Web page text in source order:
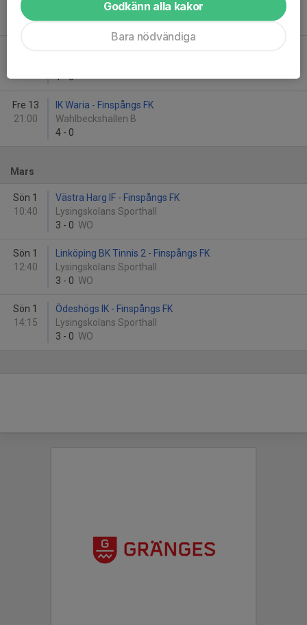
18:00
Wahlbeckshallen B
1-3
1-0
Fre 13
21:00
IK Waria - Finspångs FK
Wahlbeckshallen B
4 - 0
Mars
Sön 1
10:40
Västra Harg IF - Finspångs FK
Lysingskolans Sporthall
3 - 0 WO
Sön 1
12:40
Linköping BK Tinnis 2 - Finspångs FK
Lysingskolans Sporthall
3 - 0 WO
Sön 1
14:15
Ödeshögs IK - Finspångs FK
Lysingskolans Sporthall
3 - 0 WO
Godkänn alla kakor
Bara nödvändiga